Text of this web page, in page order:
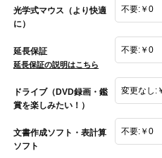
光学式マウス（より快適
に）
延長保証
延長保証の説明はこちら
ドライブ（DVD録画・鑑
賞を楽しみたい！）
文書作成ソフト・表計算
ソフト